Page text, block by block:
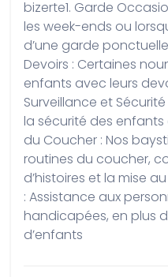
bizerte1. Garde
les week-ends ou
d’une garde
Devoirs : Certaines
enfants avec leurs
Surveillance et
la sécurité des
du Coucher : Nos
routines du coucher,
d’histoires et la mise
: Assistance aux
handicapées, en plus
d’enfants